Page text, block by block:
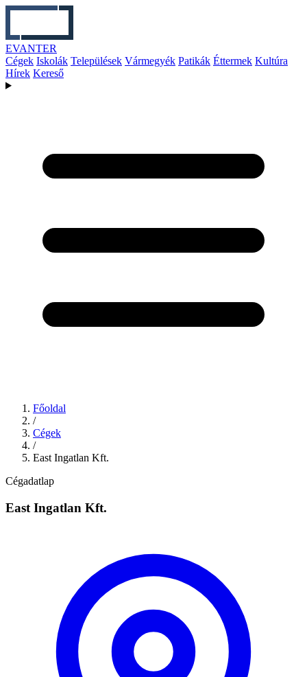
EVANTER
Cégek Iskolák Települések Vármegyék Patikák Éttermek Kultúra
Hírek Kereső
Főoldal
/
Cégek
/
East Ingatlan Kft.
Cégadatlap
East Ingatlan Kft.